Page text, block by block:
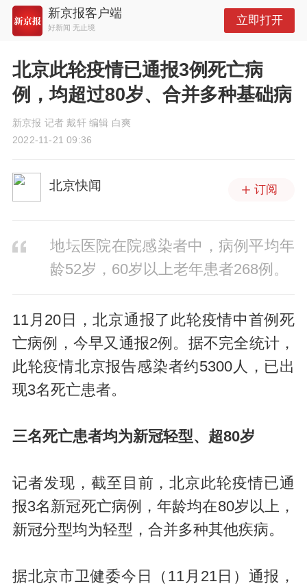
新京报客户端
好新闻 无止境
立即打开
北京此轮疫情已通报3例死亡病
例，均超过80岁、合并多种基础病
新京报 记者 戴轩 编辑 白爽
2022-11-21 09:36
北京快闻 订阅
地坛医院在院感染者中，病例平均年
龄52岁，60岁以上老年患者268例。
11月20日，北京通报了此轮疫情中首例死
亡病例，今早又通报2例。据不完全统计，
此轮疫情北京报告感染者约5300人，已出
现3名死亡患者。
三名死亡患者均为新冠轻型、超80岁
记者发现，截至目前，北京此轮疫情已通
报3名新冠死亡病例，年龄均在80岁以上，
新冠分型均为轻型，合并多种其他疾病。
据北京市卫健委今日（11月21日）通报，